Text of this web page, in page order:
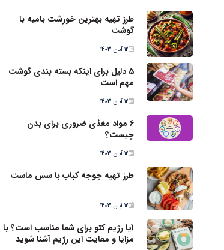
طرز تهیه بهترین خورشت بامیه با
گوشت
12 آبان 1403
5 دلیل برای اینکه بسته بندی گوشت
مهم است
12 آبان 1403
6 مواد مغذی ضروری برای بدن
چیست؟
12 آبان 1403
طرز تهیه جوجه کباب با سس ماست
12 آبان 1403
آیا رژیم کتو برای شما مناسب است؟ با
مزایا و معایت این رژیم آشنا شوید